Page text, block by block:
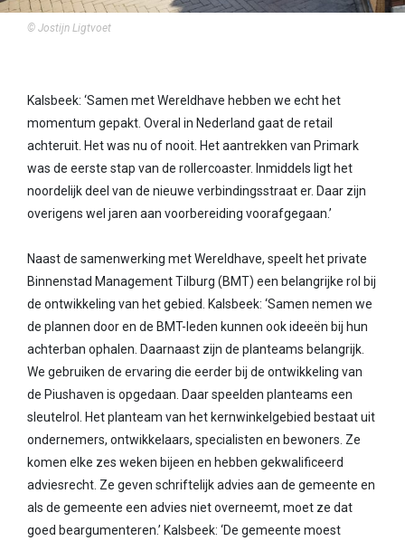
©️ Jostijn Ligtvoet
Kalsbeek: ‘Samen met Wereldhave hebben we echt het
momentum gepakt. Overal in Nederland gaat de retail
achteruit. Het was nu of nooit. Het aantrekken van Primark
was de eerste stap van de rollercoaster. Inmiddels ligt het
noordelijk deel van de nieuwe verbindingsstraat er. Daar zijn
overigens wel jaren aan voorbereiding voorafgegaan.’
Naast de samenwerking met Wereldhave, speelt het private
Binnenstad Management Tilburg (BMT) een belangrijke rol bij
de ontwikkeling van het gebied. Kalsbeek: ‘Samen nemen we
de plannen door en de BMT-leden kunnen ook ideeën bij hun
achterban ophalen. Daarnaast zijn de planteams belangrijk.
We gebruiken de ervaring die eerder bij de ontwikkeling van
de Piushaven is opgedaan. Daar speelden planteams een
sleutelrol. Het planteam van het kernwinkelgebied bestaat uit
ondernemers, ontwikkelaars, specialisten en bewoners. Ze
komen elke zes weken bijeen en hebben gekwalificeerd
adviesrecht. Ze geven schriftelijk advies aan de gemeente en
als de gemeente een advies niet overneemt, moet ze dat
goed beargumenteren.’ Kalsbeek: ‘De gemeente moest